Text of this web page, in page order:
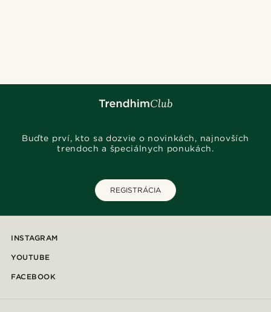
Buďte prví, kto sa dozvie o novinkách, najnovších
trendoch a špeciálnych ponukách.
REGISTRÁCIA
INSTAGRAM
YOUTUBE
FACEBOOK